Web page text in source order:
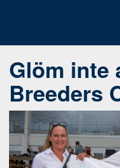
Glöm inte
Breeders